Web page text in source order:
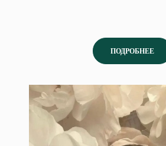
ПОДРОБНЕЕ